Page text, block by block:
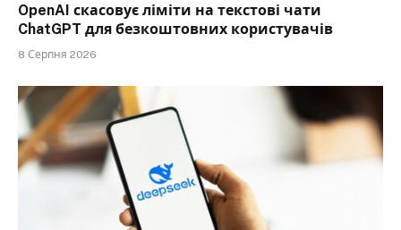
OpenAI скасовує ліміти на текстові чати
ChatGPT для безкоштовних користувачів
8 Серпня 2026